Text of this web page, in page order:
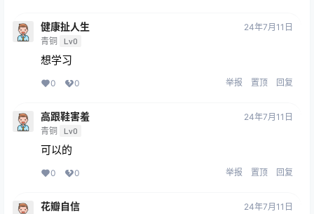
健康扯人生
青铜 Lv0
24年7月11日
想学习
0 0 举报 置顶 回复
高跟鞋害羞
青铜 Lv0
24年7月11日
可以的
0 0 举报 置顶 回复
花瓣自信 24年7月11日